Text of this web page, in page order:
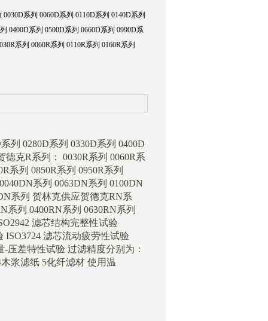
系列 0060D系列 0110D系列 0140D系列
0400D系列 0500D系列 0660D系列 0990D系
系列 0060R系列 0110R系列 0160R系列
列 0280D系列 0330D系列 0400D
克R系列： 0030R系列 0060R系
系列 0850R系列 0950R系列
系列 0063DN系列 0100DN
系列 贺林克供应贺德克RN系
系列 0400RN系列 0630RN系列
滤芯结构完整性试验
ISO3724 滤芯流动疲劳性试验
-压差特性试验 过滤精度分别为：
浆滤纸 5化纤滤材 使用温